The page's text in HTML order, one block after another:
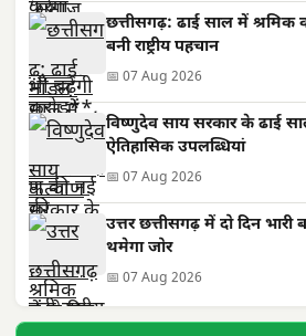
छत्तीसगढ़: ढाई साल में श्रमिक
बनी राष्ट्रीय पहचान
📅 07 Aug 2026
विष्णुदेव साय सरकार के ढाई
ऐतिहासिक उपलब्धियां
📅 07 Aug 2026
उत्तर छत्तीसगढ़ में दो दिन भारी
थमेगा जोर
📅 07 Aug 2026